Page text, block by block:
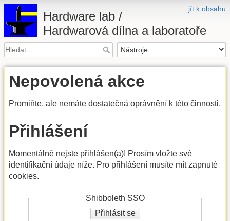
jít k obsahu
Hardware lab /
Hardwarová dílna a laboratoře
Nepovolená akce
Promiňte, ale nemáte dostatečná oprávnění k této činnosti.
Přihlášení
Momentálně nejste přihlášen(a)! Prosím vložte své
identifikační údaje níže. Pro přihlášení musíte mít zapnuté
cookies.
Shibboleth SSO
Přihlásit se